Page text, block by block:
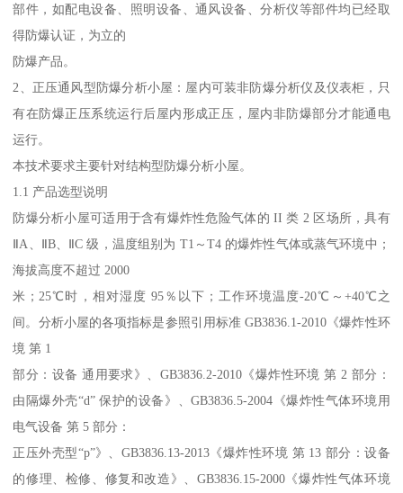
部件，如配电设备、照明设备、通风设备、分析仪等部件均已经取
得防爆认证，为立的
防爆产品。
2、正压通风型防爆分析小屋：屋内可装非防爆分析仪及仪表柜，只
有在防爆正压系统运行后屋内形成正压，屋内非防爆部分才能通电
运行。
本技术要求主要针对结构型防爆分析小屋。
1.1 产品选型说明
防爆分析小屋可适用于含有爆炸性危险气体的 II 类 2 区场所，具有
ⅡA、ⅡB、ⅡC 级，温度组别为 T1～T4 的爆炸性气体或蒸气环境中；
海拔高度不超过 2000
米；25℃时，相对湿度 95％以下；工作环境温度-20℃～+40℃之
间。分析小屋的各项指标是参照引用标准 GB3836.1-2010《爆炸性环
境 第 1
部分：设备 通用要求》、GB3836.2-2010《爆炸性环境 第 2 部分：
由隔爆外壳“d” 保护的设备》、GB3836.5-2004《爆炸性气体环境用
电气设备 第 5 部分：
正压外壳型“p”》、GB3836.13-2013《爆炸性环境 第 13 部分：设备
的修理、检修、修复和改造》、GB3836.15-2000《爆炸性气体环境